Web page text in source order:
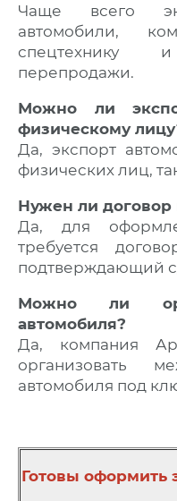
Чаще всего
автомобили,
спецтехнику
перепродажи.
Можно ли
физическому
Да, экспорт
физических лиц,
Нужен ли
Да, для
требуется
подтверждающий
Можно ли
автомобиля?
Да, компания
организовать
автомобиля под
Готовы оформить